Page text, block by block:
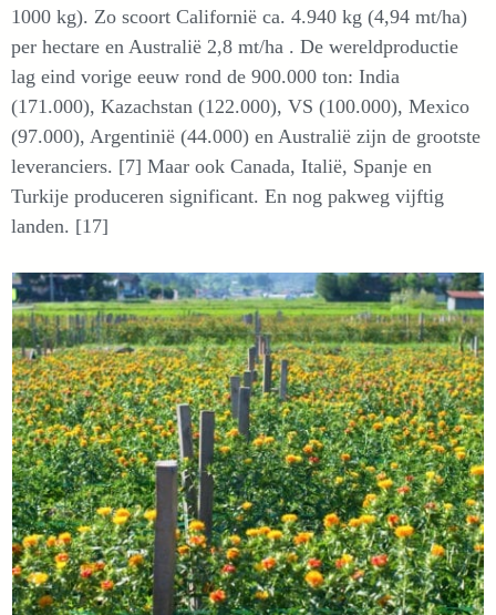
1000 kg). Zo scoort Californië ca. 4.940 kg (4,94 mt/ha)
per hectare en Australië 2,8 mt/ha . De wereldproductie
lag eind vorige eeuw rond de 900.000 ton: India
(171.000), Kazachstan (122.000), VS (100.000), Mexico
(97.000), Argentinië (44.000) en Australië zijn de grootste
leveranciers. [7] Maar ook Canada, Italië, Spanje en
Turkije produceren significant. En nog pakweg vijftig
landen. [17]